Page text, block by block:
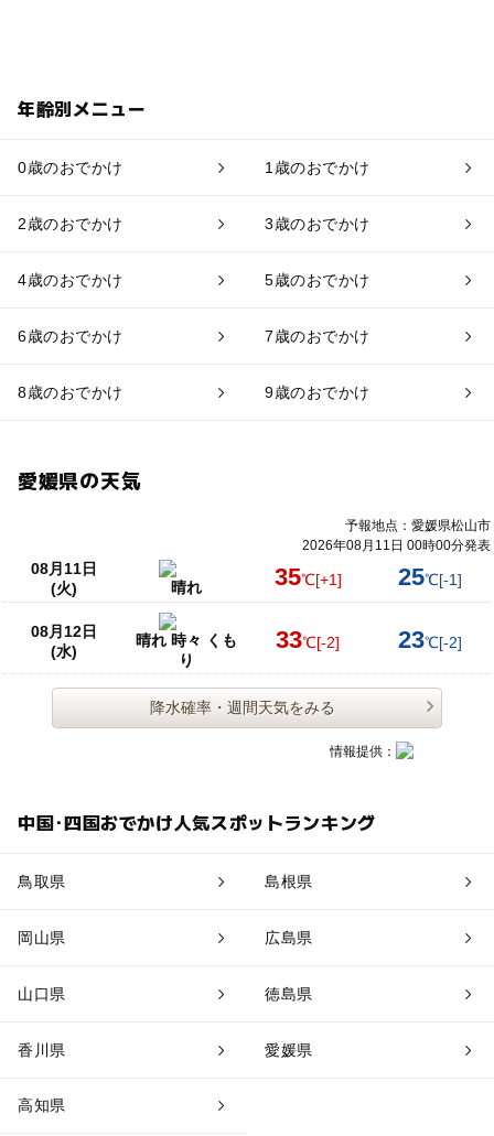
年齢別メニュー
0歳のおでかけ 1歳のおでかけ
2歳のおでかけ 3歳のおでかけ
4歳のおでかけ 5歳のおでかけ
6歳のおでかけ 7歳のおでかけ
8歳のおでかけ 9歳のおでかけ
愛媛県の天気
予報地点：愛媛県松山市
2026年08月11日 00時00分発表
08月11日
(火)
晴れ 35℃[+1] 25℃[-1]
08月12日
(水)
晴れ 時々 くも
り
33℃[-2] 23℃[-2]
降水確率・週間天気をみる
情報提供：
中国･四国おでかけ人気スポットランキング
鳥取県 島根県
岡山県 広島県
山口県 徳島県
香川県 愛媛県
高知県